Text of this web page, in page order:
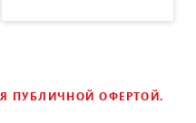
ПУБЛИЧНОЙ ОФЕРТОЙ.